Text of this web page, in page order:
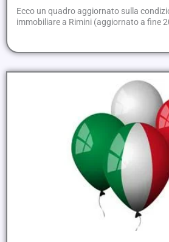
Ecco un quadro aggiornato sulla
immobiliare a Rimini (aggiornato a fine